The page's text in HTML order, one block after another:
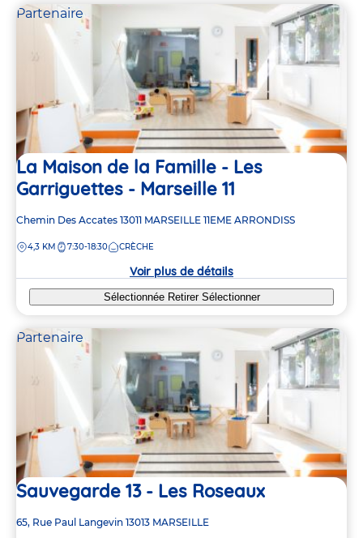
Partenaire
La Maison de la Famille - Les
Garriguettes - Marseille 11
Adresse
la
Chemin Des Accates 13011 MARSEILLE 11EME ARRONDISS
DISTANCE
4,3 KM 7:30-18:30 CRÈCHE
Voir plus de détails
Sélectionnée Retirer Sélectionner
Partenaire
Sauvegarde 13 - Les Roseaux
Adresse
65, Rue Paul Langevin 13013 MARSEILLE
4
2
4
2